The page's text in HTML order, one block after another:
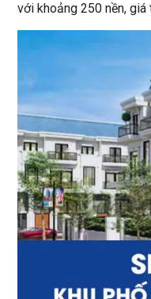
với khoảng 250 nền,